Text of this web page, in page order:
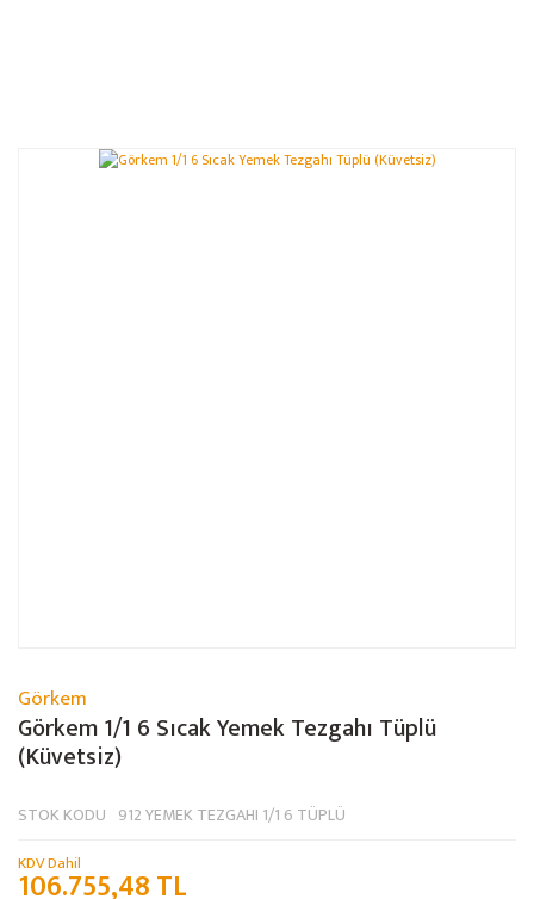
Görkem
Görkem 1/1 6 Sıcak Yemek Tezgahı Tüplü
(Küvetsiz)
STOK KODU 912 YEMEK TEZGAHI 1/1 6 TÜPLÜ
KDV Dahil
106.755,48 TL